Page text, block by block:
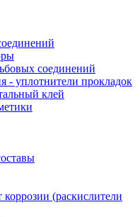
соединений
- уплотнители прокладок
клей
(раскислители